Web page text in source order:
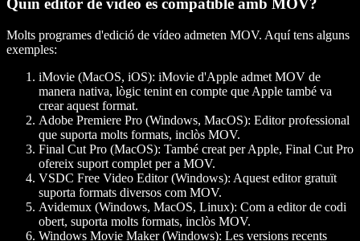
Quin editor de vídeo és compatible amb MOV?
Molts programes d'edició de vídeo admeten MOV. Aquí tens alguns
exemples:
iMovie (MacOS, iOS): iMovie d'Apple admet MOV de
manera nativa, lògic tenint en compte que Apple també va
crear aquest format.
Adobe Premiere Pro (Windows, MacOS): Editor professional
que suporta molts formats, inclòs MOV.
Final Cut Pro (MacOS): També creat per Apple, Final Cut Pro
ofereix suport complet per a MOV.
VSDC Free Video Editor (Windows): Aquest editor gratuït
suporta formats diversos com MOV.
Avidemux (Windows, MacOS, Linux): Com a editor de codi
obert, suporta molts formats, inclòs MOV.
Windows Movie Maker (Windows): Les versions recents